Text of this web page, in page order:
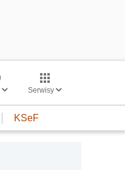
Serwisy
KSeF